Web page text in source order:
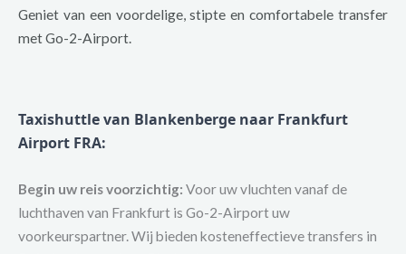
Geniet van een voordelige, stipte en comfortabele transfer
met Go-2-Airport.
Taxishuttle van Blankenberge naar Frankfurt
Airport FRA:
Begin uw reis voorzichtig: Voor uw vluchten vanaf de
luchthaven van Frankfurt is Go-2-Airport uw
voorkeurspartner. Wij bieden kosteneffectieve transfers in